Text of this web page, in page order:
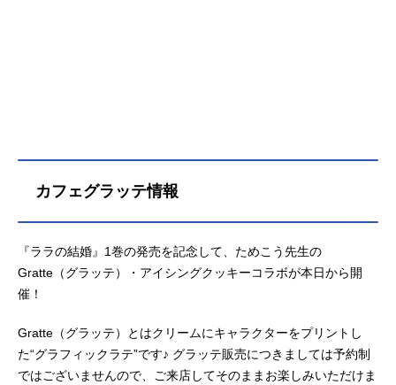
カフェグラッテ情報
『ララの結婚』1巻の発売を記念して、ためこう先生の
Gratte（グラッテ）・アイシングクッキーコラボが本日から開
催！
Gratte（グラッテ）とはクリームにキャラクターをプリントし
た“グラフィックラテ”です♪ グラッテ販売につきましては予約制
ではございませんので、ご来店してそのままお楽しみいただけま